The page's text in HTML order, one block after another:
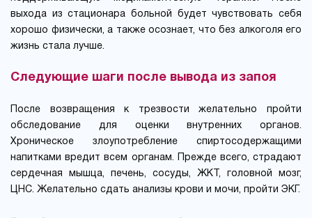
выхода из стационара больной будет чувствовать себя
хорошо физически, а также осознает, что без алкоголя его
жизнь стала лучше.
Следующие шаги после вывода из запоя
После возвращения к трезвости желательно пройти
обследование для оценки внутренних органов.
Хроническое злоупотребление спиртосодержащими
напитками вредит всем органам. Прежде всего, страдают
сердечная мышца, печень, сосуды, ЖКТ, головной мозг,
ЦНС. Желательно сдать анализы крови и мочи, пройти ЭКГ.